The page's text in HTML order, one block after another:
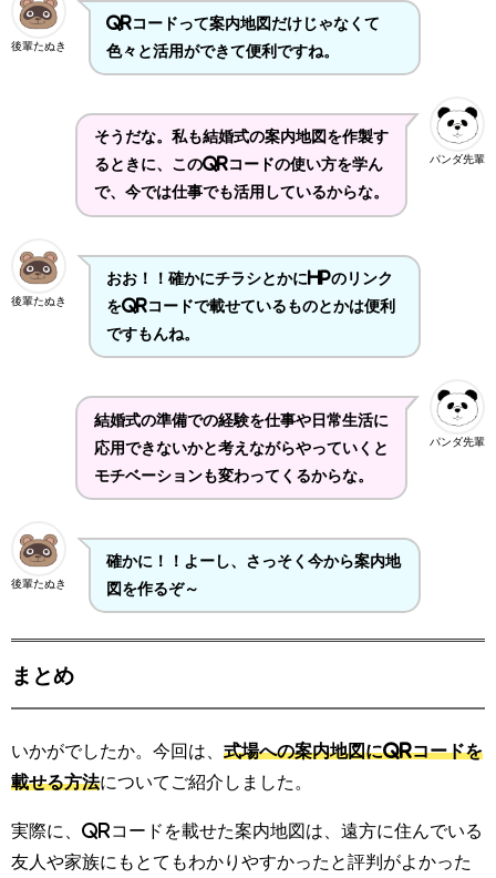
後輩たぬき
QRコードって案内地図だけじゃなくて
色々と活用ができて便利ですね。
パンダ先輩
そうだな。私も結婚式の案内地図を作製す
るときに、このQRコードの使い方を学ん
で、今では仕事でも活用しているからな。
後輩たぬき
おお！！確かにチラシとかにHPのリンク
をQRコードで載せているものとかは便利
ですもんね。
パンダ先輩
結婚式の準備での経験を仕事や日常生活に
応用できないかと考えながらやっていくと
モチベーションも変わってくるからな。
後輩たぬき
確かに！！よーし、さっそく今から案内地
図を作るぞ～
まとめ
いかがでしたか。今回は、 式場への案内地図にQRコードを
載せる方法についてご紹介しました。
実際に、QRコードを載せた案内地図は、遠方に住んでいる
友人や家族にもとてもわかりやすかったと評判がよかった